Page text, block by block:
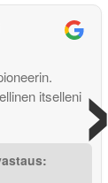
itselleni›